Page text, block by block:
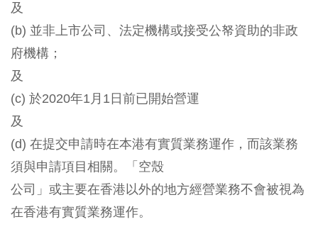
及
(b) 並非上市公司、法定機構或接受公帑資助的非政
府機構；
及
(c) 於2020年1月1日前已開始營運
及
(d) 在提交申請時在本港有實質業務運作，而該業務
須與申請項目相關。「空殼
公司」或主要在香港以外的地方經營業務不會被視為
在香港有實質業務運作。